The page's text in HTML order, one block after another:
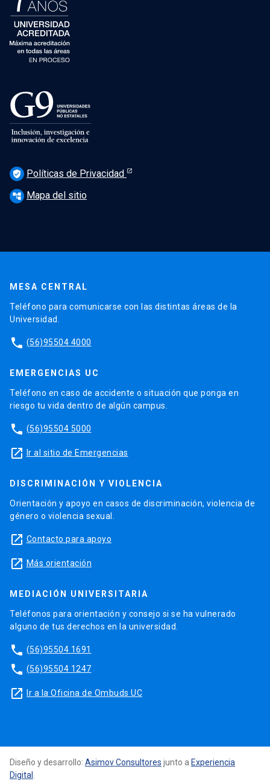
verified_user Políticas de Privacidad
account_tree Mapa del sitio
MESA CENTRAL
Teléfono para comunicarse con las distintas áreas de la
Universidad.
phone (56)95504 4000
EMERGENCIAS UC
Teléfono en caso de accidente o situación que ponga en
riesgo tu vida dentro de algún campus.
phone (56)95504 5000
launch Ir al sitio de Emergencias
DISCRIMINACIÓN Y VIOLENCIA
Orientación y apoyo en casos de discriminación, violencia de
género o violencia sexual.
launch Contacto para apoyo
launch Más orientación
MEDIACIÓN UNIVERSITARIA
Teléfonos para orientación y consejo si se ha vulnerado
alguno de tus derechos en la universidad.
phone (56)95504 1691
phone (56)95504 1247
launch Ir a la Oficina de Ombuds UC
Diseño y desarrollo: Asimov Consultores junto a Experiencia
Digital